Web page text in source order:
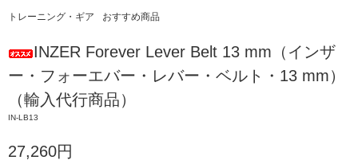
トレーニング・ギア おすすめ商品
INZER Forever Lever Belt 13 mm（インザ
ー・フォーエバー・レバー・ベルト・13 mm）
（輸入代行商品）
IN-LB13
27,260円